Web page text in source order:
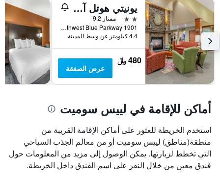
يونيتي هوتل آند كونفرانس ست ا، آن أسيند كوليكشن هوتل
2 نجمتين
ممتاز 9.2
1901 Northwest Blue Parkway, لييس سوميت, MO, الولايات المتحدة الأميريكية
4.4 كيلومتر عن وسط المدينة
480 ﷼
عرض الصفقة
أماكن للإقامة في لييس سوميت
استخدم الخريطة للعثور على أماكن الإقامة القريبة من
منطقة(مناطق) لييس سوميت أو من معالم الجذب السياحي
التي تخطط لزيارتها. يمكن الوصول إلى مزيد من المعلومات حول
فندق معين من خلال النقر على اسم الفندق داخل الخريطة.